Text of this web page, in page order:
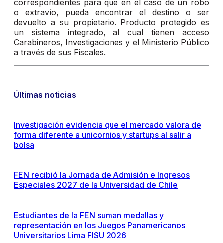
correspondientes para que en el caso de un robo
o extravío, pueda encontrar el destino o ser
devuelto a su propietario. Producto protegido es
un sistema integrado, al cual tienen acceso
Carabineros, Investigaciones y el Ministerio Público
a través de sus Fiscales.
Últimas noticias
Investigación evidencia que el mercado valora de
forma diferente a unicornios y startups al salir a
bolsa
FEN recibió la Jornada de Admisión e Ingresos
Especiales 2027 de la Universidad de Chile
Estudiantes de la FEN suman medallas y
representación en los Juegos Panamericanos
Universitarios Lima FISU 2026